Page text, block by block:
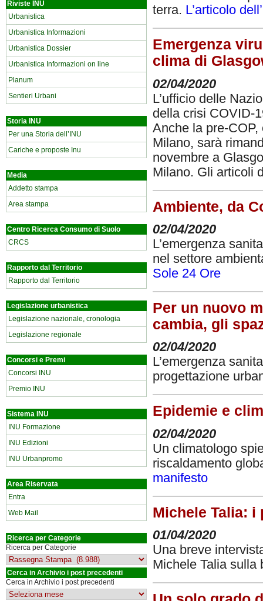
Riviste INU
Urbanistica
Urbanistica Informazioni
Urbanistica Dossier
Urbanistica Informazioni on line
Planum
Sentieri Urbani
Storia INU
Per una Storia dell’INU
Cariche e proposte Inu
Media
Addetto stampa
Area stampa
Centro Ricerca Consumo di Suolo
CRCS
Rapporto dal Territorio
Rapporto dal Territorio
Legislazione urbanistica
Legislazione nazionale, cronologia
Legislazione regionale
Concorsi e Premi
Concorsi INU
Premio INU
Sistema INU
INU Formazione
INU Edizioni
INU Urbanpromo
Area Riservata
Entra
Web Mail
Ricerca per Categorie
Ricerca per Categorie
Cerca in Archivio i post precedenti
Cerca in Archivio i post precedenti
terra. L’articolo
Emergenza
clima di
02/04/2020
L’ufficio delle
della crisi COVID-
Anche la pre-COP,
Milano, sarà
novembre a
Milano. Gli articoli
Ambiente, da
02/04/2020
L’emergenza
nel settore
Sole 24 Ore
Per un nuovo
cambia, gli
02/04/2020
L’emergenza
progettazione
Epidemie e
02/04/2020
Un climatologo
riscaldamento
manifesto
Michele Talia:
01/04/2020
Una breve
Michele Talia sulla